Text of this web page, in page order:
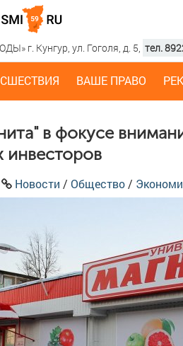
г. Кунгур, ул. Гоголя, д. 5, тел.
ВАШЕ ПРАВО
в фокусе
инвесторов
Новости / Общество /